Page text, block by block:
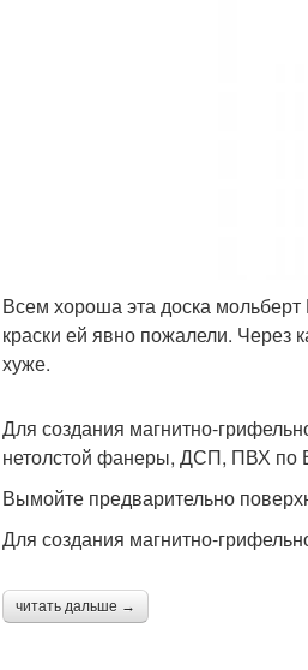
Всем хороша эта доска
краски ей явно пожалели. Через
хуже.
Для создания магнитно-
нетолстой фанеры, ДСП, ПВХ по
Вымойте предварительно
Для создания магнитно-
читать дальше →